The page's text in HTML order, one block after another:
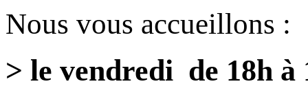
Nous vous accueillons :
> le vendredi de 18h à